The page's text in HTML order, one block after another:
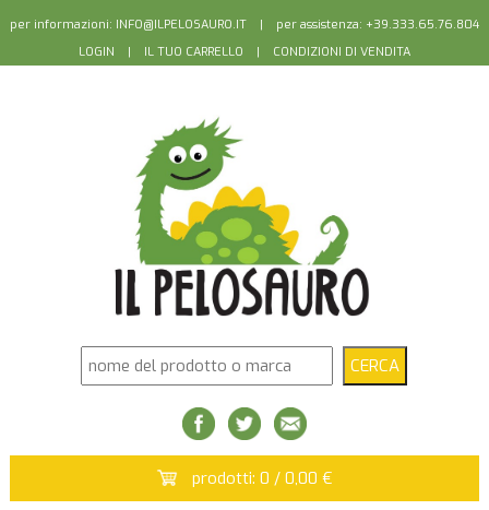
per informazioni: INFO@ILPELOSAURO.IT | per assistenza: +39.333.65.76.804
LOGIN | IL TUO CARRELLO | CONDIZIONI DI VENDITA
prodotti: 0 / 0,00 €